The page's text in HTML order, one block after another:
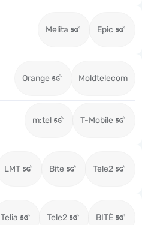
Melita Epic
Orange Moldtelecom
m:tel T-Mobile
LMT Bite Tele2
Telia Tele2 BITĖ